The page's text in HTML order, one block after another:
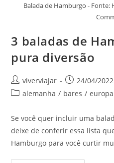
Balada de Hamburgo - Fonte:
3 baladas de
pura diversão
Autor
do
viverviajar
Post
publicado:
24/04/2022
Categoria
post:
alemanha / bares / europa
Se você quer incluir uma
deixe de conferir essa lista
Hamburgo para você curtir